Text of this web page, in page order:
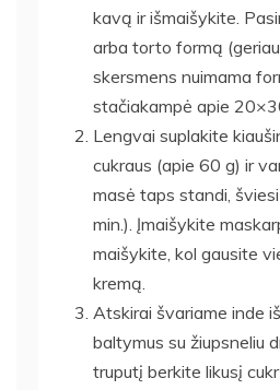
kavą ir išmaišykite.
arba torto formą
skersmens nuimama
stačiakampė apie
Lengvai suplakite
cukraus (apie 60 g) ir
masė taps standi,
min.). Įmaišykite
maišykite, kol gausite
kremą.
Atskirai švariame inde
baltymus su žiupsneliu
truputį berkite likusį